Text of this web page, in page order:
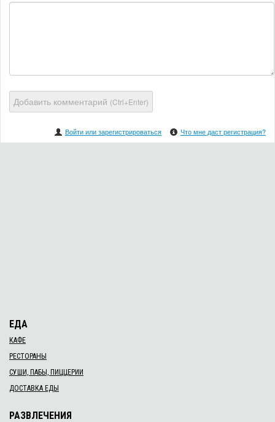
Добавить комментарий (Ctrl+Enter)
Войти или зарегистрироваться Что мне даст регистрация?
ЕДА
КАФЕ
РЕСТОРАНЫ
СУШИ, ПАБЫ, ПИЦЦЕРИИ
ДОСТАВКА ЕДЫ
РАЗВЛЕЧЕНИЯ